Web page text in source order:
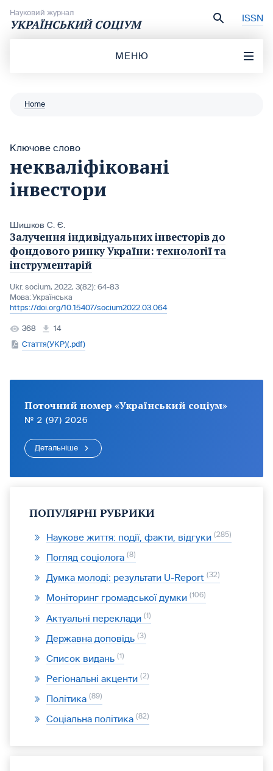
Науковий журнал
УКРАЇНСЬКИЙ СОЦІУМ ISSN
МЕНЮ
Home
Ключове слово
некваліфіковані
інвестори
Шишков С. Є.
Залучення індивідуальних інвесторів до
фондового ринку України: технології та
інструментарій
Ukr. socìum, 2022, 3(82): 64-83
Мова:Українська
https://doi.org/10.15407/socium2022.03.064
368
14
Стаття(УКР)(.pdf)
Поточний номер «Український соціум»
№ 2 (97) 2026
Детальніше
ПОПУЛЯРНІ РУБРИКИ
Наукове життя: події, факти, відгуки 285
Погляд соціолога 8
Думка молоді: результати U-Report 32
Моніторинг громадської думки 106
Актуальні переклади 1
Державна доповідь 3
Список видань 1
Регіональні акценти 2
Політика 89
Соціальна політика 82